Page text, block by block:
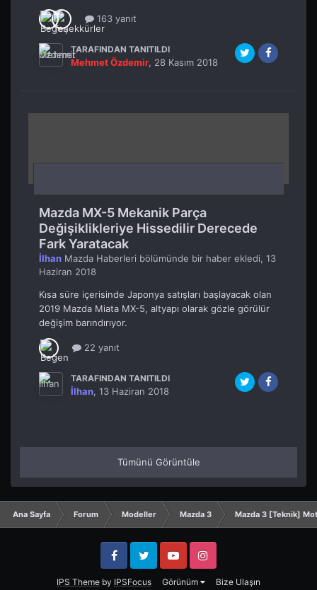
163 yanıt
TARAFINDAN TANITILDI
Mehmet Özdemir, 28 Kasım 2018
Mazda MX-5 Mekanik Parça
Değişiklikleriye Hissedilir Derecede
Fark Yaratacak
İlhan Mazda Haberleri bölümünde bir haber ekledi, 13
Haziran 2018
Kısa süre içerisinde Japonya satışları başlayacak olan
2019 Mazda Miata MX-5, altyapı olarak gözle görülür
değişim barındırıyor.
22 yanıt
TARAFINDAN TANITILDI
İlhan, 13 Haziran 2018
Tümünü Görüntüle
Ana Sayfa Forum Modeller Mazda 3 Mazda 3 [Teknik]
IPS Theme by IPSFocus Görünüm Bize Ulaşın
FacebookTwitter YouTube Instagram